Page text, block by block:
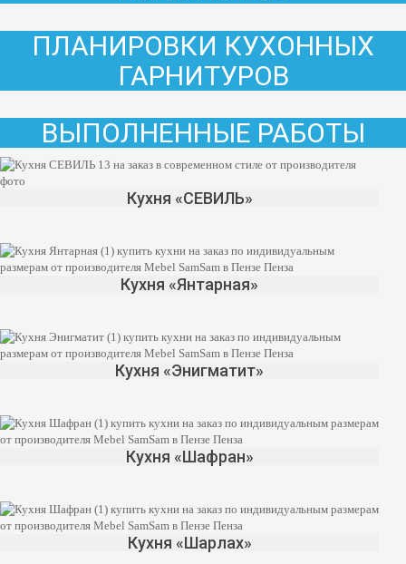
ПЛАНИРОВКИ КУХОННЫХ
ГАРНИТУРОВ
ВЫПОЛНЕННЫЕ РАБОТЫ
Кухня «СЕВИЛЬ»
Кухня «Янтарная»
Кухня «Энигматит»
Кухня «Шафран»
Кухня «Шарлах»